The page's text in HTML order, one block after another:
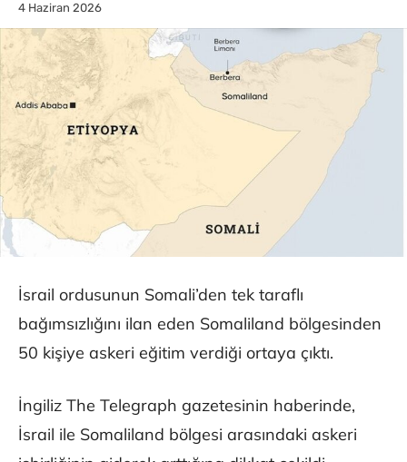
4 Haziran 2026
İsrail ordusunun Somali’den tek taraflı
bağımsızlığını ilan eden Somaliland bölgesinden
50 kişiye askeri eğitim verdiği ortaya çıktı.
İngiliz The Telegraph gazetesinin haberinde,
İsrail ile Somaliland bölgesi arasındaki askeri